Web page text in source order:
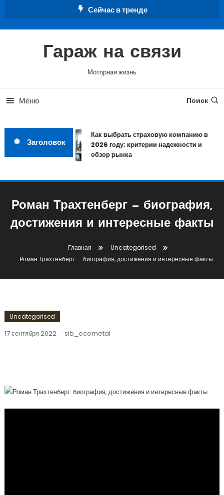
Сейчас в тренде
Гараж на связи
Моторная жизнь
Меню Поиск
Заголовок
Как выбрать страховую компанию в
2026 году: критерии надежности и
обзор рынка
Роман Трахтенберг — биография,
достижения и интересные факты
Главная
Uncategorised
Роман Трахтенберг — биография, достижения и интересные факты
Uncategorised
17 сентября 2022 sib_ecometal